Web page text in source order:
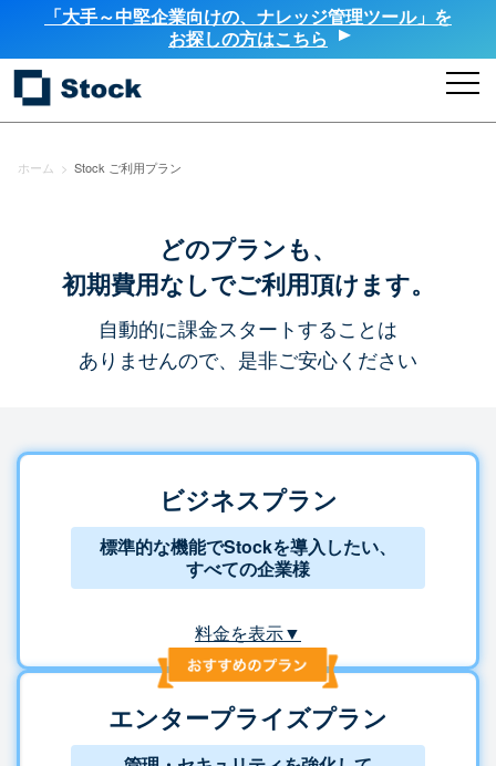
「大手～中堅企業向けの、ナレッジ管理ツール」を
お探しの方はこちら
ホーム > Stock ご利用プラン
どのプランも、
初期費用なしでご利用頂けます。
自動的に課金スタートすることは
ありませんので、是非ご安心ください
ビジネスプラン
標準的な機能でStockを導入したい、
すべての企業様
料金を表示▼
エンタープライズプラン